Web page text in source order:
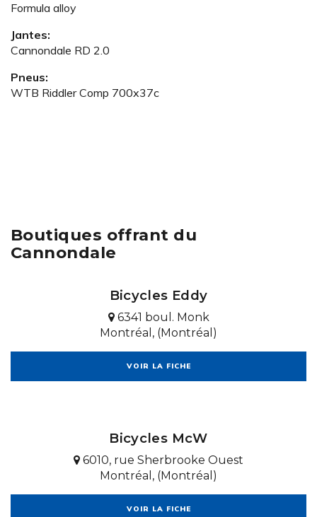
Formula alloy
Jantes:
Cannondale RD 2.0
Pneus:
WTB Riddler Comp 700x37c
Boutiques offrant du
Cannondale
Bicycles Eddy
6341 boul. Monk
Montréal, (Montréal)
VOIR LA FICHE
Bicycles McW
6010, rue Sherbrooke Ouest
Montréal, (Montréal)
VOIR LA FICHE